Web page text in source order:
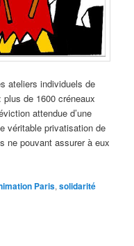
ateliers individuels de
plus de 1600 créneaux
attendue d’une
véritable privatisation de
ne pouvant assurer à eux
Paris,solidarité